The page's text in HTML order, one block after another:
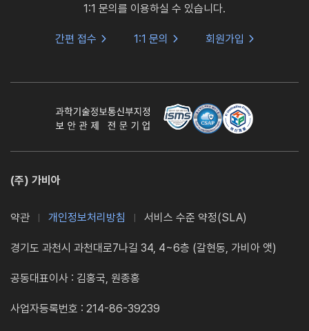
1:1 문의를 이용하실 수 있습니다.
간편 접수 1:1 문의 회원가입
(주) 가비아
약관 개인정보처리방침 서비스 수준 약정(SLA)
경기도 과천시 과천대로7나길 34, 4~6층 (갈현동, 가비아 앳)
공동대표이사 : 김홍국, 원종홍
사업자등록번호 : 214-86-39239